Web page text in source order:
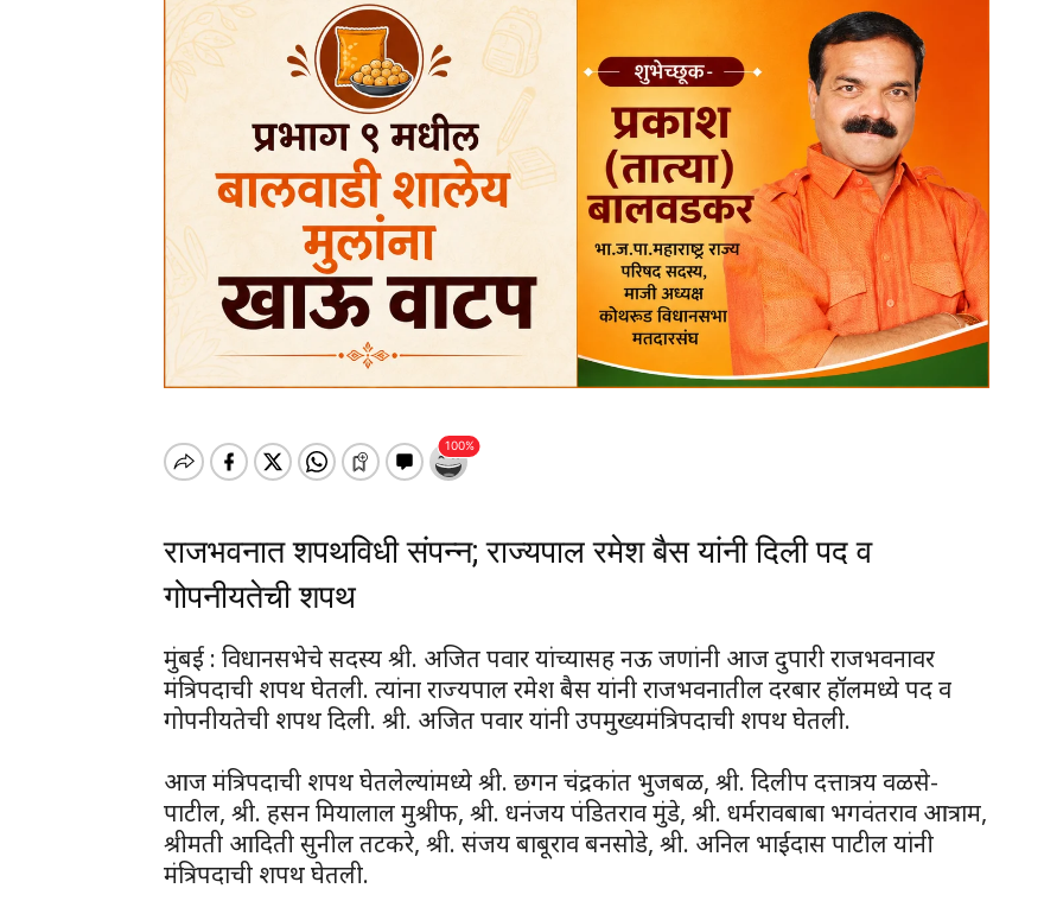
राजभवनात शपथविधी संपन्न; राज्यपाल रमेश बैस यांनी दिली पद व
गोपनीयतेची शपथ
मुंबई : विधानसभेचे सदस्य श्री. अजित पवार यांच्यासह नऊ जणांनी आज दुपारी राजभवनावर
मंत्रिपदाची शपथ घेतली. त्यांना राज्यपाल रमेश बैस यांनी राजभवनातील दरबार हॉलमध्ये पद व
गोपनीयतेची शपथ दिली. श्री. अजित पवार यांनी उपमुख्यमंत्रिपदाची शपथ घेतली.
आज मंत्रिपदाची शपथ घेतलेल्यांमध्ये श्री. छगन चंद्रकांत भुजबळ, श्री. दिलीप दत्तात्रय वळसे-
पाटील, श्री. हसन मियालाल मुश्रीफ, श्री. धनंजय पंडितराव मुंडे, श्री. धर्मरावबाबा भगवंतराव आत्राम,
श्रीमती आदिती सुनील तटकरे, श्री. संजय बाबूराव बनसोडे, श्री. अनिल भाईदास पाटील यांनी
मंत्रिपदाची शपथ घेतली.